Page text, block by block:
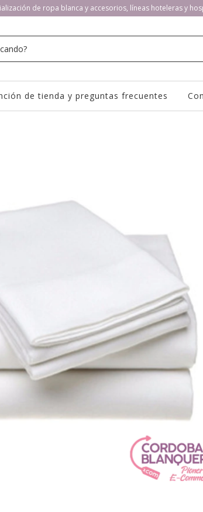
de ropa blanca y accesorios, líneas hoteleras y
de tienda y preguntas frecuentes